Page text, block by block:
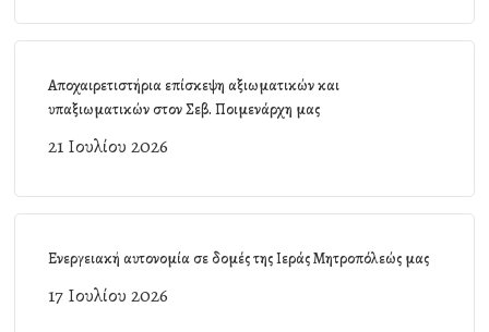
Αποχαιρετιστήρια επίσκεψη αξιωματικών και
υπαξιωματικών στον Σεβ. Ποιμενάρχη μας
21 Ιουλίου 2026
Ενεργειακή αυτονομία σε δομές της Ιεράς Μητροπόλεώς μας
17 Ιουλίου 2026